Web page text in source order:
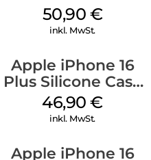
Case MagSafe
Denim
50,90 €
inkl. MwSt.
Apple iPhone 16
Plus Silicone Case
MagSafe Stone
Gray
46,90€
inkl. MwSt.
Apple iPhone 16